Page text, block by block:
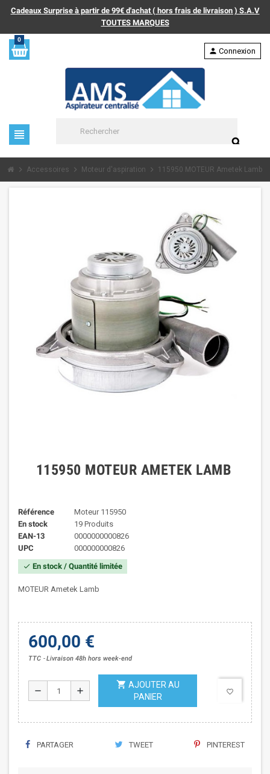
Cadeaux Surprise à partir de 99€ d'achat ( hors frais de livraison ) S.A.V
TOUTES MARQUES
0
view_headline
search
person Connexion
chevron_right Accessoires chevron_right Moteur d'aspiration chevron_right 115950 MOTEUR Ametek Lamb
115950 MOTEUR AMETEK LAMB
Référence
Moteur 115950
En stock
19 Produits
EAN-13
0000000000826
UPC
000000000826
check En stock / Quantité limitée
MOTEUR Ametek Lamb
600,00 €
TTC Livraison 48h hors week-end
remove add
shopping_cart AJOUTER AU
PANIER
favorite_border
PARTAGER TWEET PINTEREST